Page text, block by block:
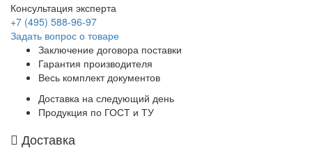
Консультация эксперта
+7 (495) 588-96-97
Задать вопрос о товаре
Заключение договора поставки
Гарантия производителя
Весь комплект документов
Доставка на следующий день
Продукция по ГОСТ и ТУ
Доставка